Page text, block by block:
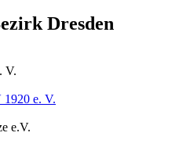
Dresden
V.
1920 e. V.
e.V.